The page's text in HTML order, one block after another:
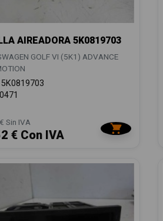
AIREADORA 5K0819703
GOLF VI (5K1) ADVANCE
5K0819703
Sin IVA
€ Con IVA